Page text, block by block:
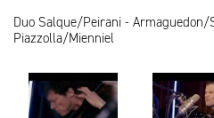
Duo Salque/Peirani -
Piazzolla/Mienniel